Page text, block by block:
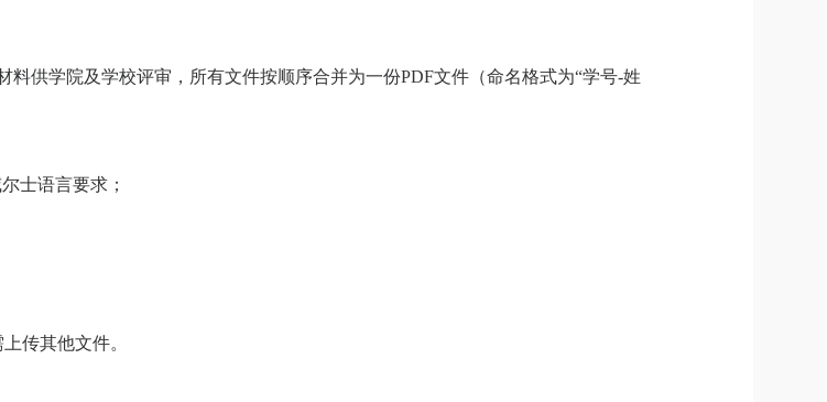
料供学院及学校评审，所有文件按顺序合并为一份PDF文件（命名格式为“学号-姓
士语言要求；
传其他文件。